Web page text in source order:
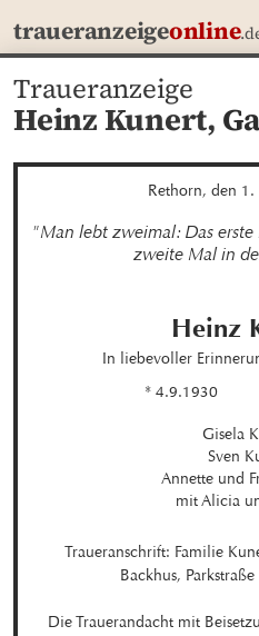
traueranzeigeonline
Traueranzeige
Heinz Kunert,
Rethorn, den
"Man lebt zweimal: Das
zweite Mal in
Heinz
In liebevoller
* 4.9.1930
Gisela
Sven
Annette und
mit Alicia
Traueranschrift: Familie
Backhus,
Die Trauerandacht mit